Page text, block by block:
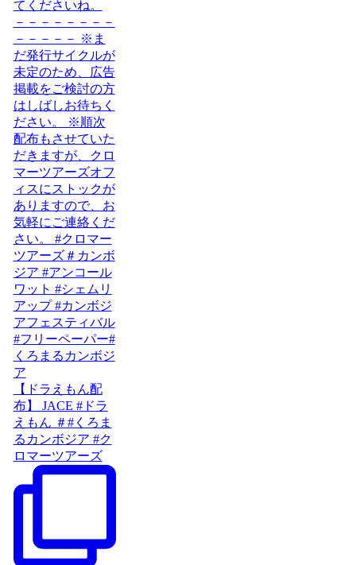
【ドラえもん配
布】 JACE #ドラ
えもん ＃#くろま
るカンボジア #ク
ロマーツアーズ